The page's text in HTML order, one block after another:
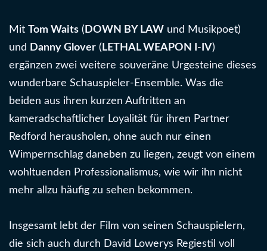
Mit Tom Waits ( DOWN BY LAW und Musikpoet)
und Danny Glover ( LETHAL WEAPON I-IV)
ergänzen zwei weitere souveräne Urgesteine dieses
wunderbare Schauspieler-Ensemble. Was die
beiden aus ihren kurzen Auftritten an
kameradschaftlicher Loyalität für ihren Partner
Redford herausholen, ohne auch nur einen
Wimpernschlag daneben zu liegen, zeugt von einem
wohltuenden Professionalismus, wie wir ihn nicht
mehr allzu häufig zu sehen bekommen.
Insgesamt lebt der Film von seinen Schauspielern,
die sich auch durch David Lowerys Regiestil voll